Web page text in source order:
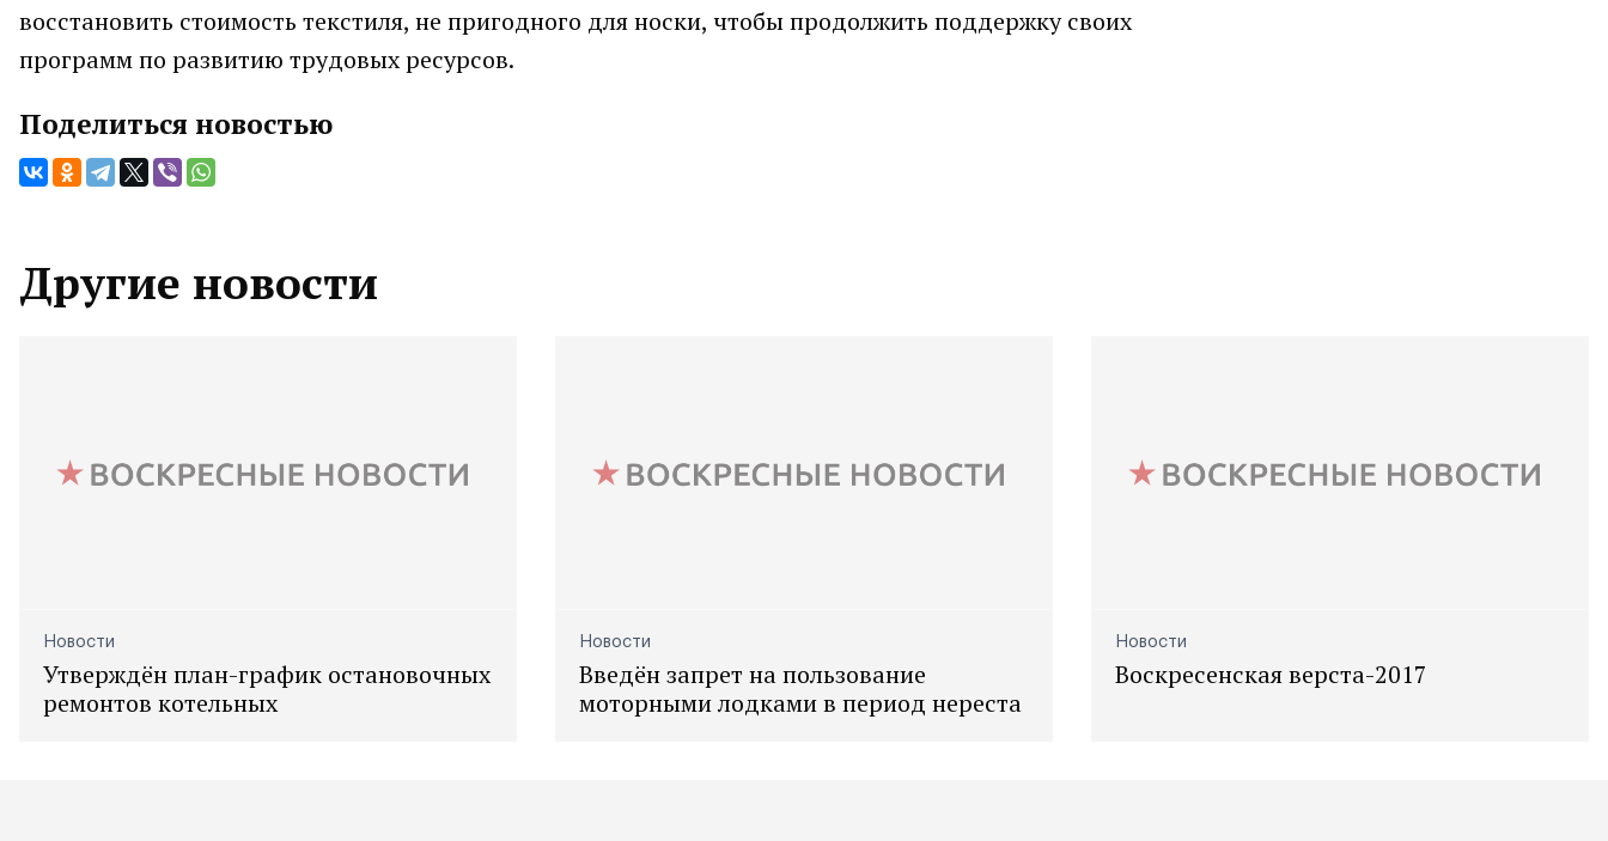
восстановить стоимость текстиля, не пригодного для носки, чтобы продолжить поддержку своих
программ по развитию трудовых ресурсов.
Поделиться новостью
Другие новости
Новости
Утверждён план-график остановочных
ремонтов котельных
Новости
Введён запрет на пользование
моторными лодками в период нереста
Новости
Воскресенская верста-2017